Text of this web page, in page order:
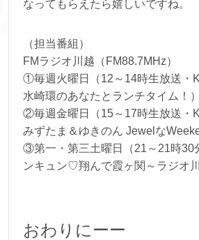
なってもらえたら嬉しいですね。
（担当番組）
FMラジオ川越（FM88.7MHz）
①毎週火曜日（12～14時生放送・
水崎環のあなたとランチタイム！）
②毎週金曜日（15～17時生放送・
みずたま＆ゆきのん Jewelな
③第一・第三土曜日（21～21時30
ンキュン♡翔んで霞ヶ関～ラジオ川
おわりにーー